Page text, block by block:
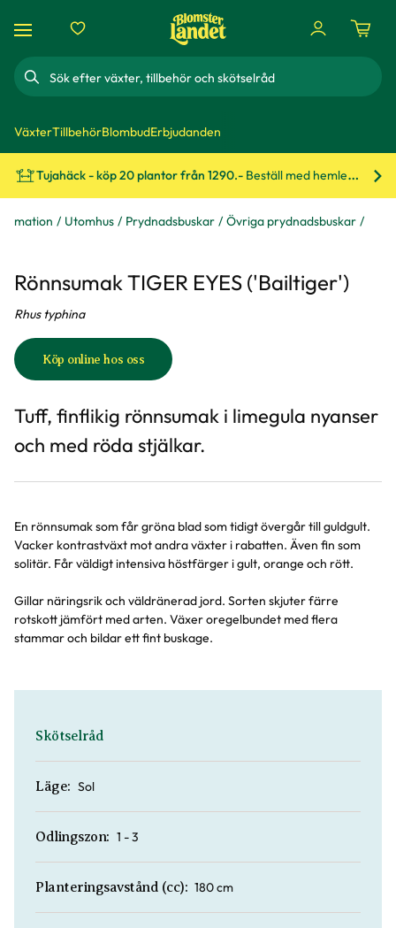
Sök
VäxterTillbehörBlombudErbjudanden
Tujahäck - köp 20 plantor från 1290.- Beställ med hemleverans!
Utomhus Prydnadsbuskar Övriga prydnadsbuskar
Rönnsumak TIGER EYES ('Bailtiger')
Rhus typhina
Köp online hos oss
Tuff, finflikig rönnsumak i limegula nyanser
och med röda stjälkar.
En rönnsumak som får gröna blad som tidigt övergår till guldgult.
Vacker kontrastväxt mot andra växter i rabatten. Även fin som
solitär. Får väldigt intensiva höstfärger i gult, orange och rött.
Gillar näringsrik och väldränerad jord. Sorten skjuter färre
rotskott jämfört med arten. Växer oregelbundet med flera
stammar och bildar ett fint buskage.
Skötselråd
Läge: Sol
Odlingszon: 1 - 3
Planteringsavstånd (cc): 180 cm